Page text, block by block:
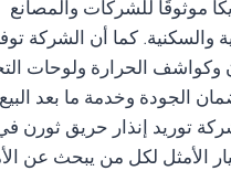
موثوقًا للشركات والمصانع
والسكنية. كما أن الشركة
وكواشف الحرارة ولوحات
الجودة وخدمة ما بعد
توريد إنذار حريق ثورن
الأمثل لكل من يبحث عن